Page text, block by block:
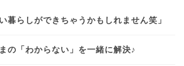
暮らしができちゃうかもしれません笑」
の「わからない」を一緒に解決♪